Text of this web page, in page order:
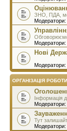
ЗНО, ПДА,
Модератори:
Обговорюємо
Модератори:
Нові
Модератори:
ОРГАНІЗАЦІЯ
Інформація
Модератори:
Тут
Модератори: